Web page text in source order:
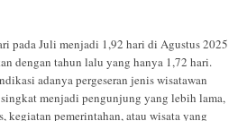
pada Juli menjadi 1,92 hari di Agustus 2025
dengan tahun lalu yang hanya 1,72 hari.
adanya pergeseran jenis wisatawan
menjadi pengunjung yang lebih lama,
kegiatan pemerintahan, atau wisata yang